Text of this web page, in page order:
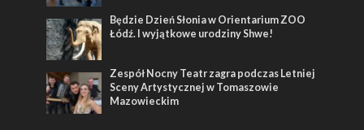
Będzie Dzień Słonia w Orientarium ZOO
Łódź. I wyjątkowe urodziny Shwe!
Zespół Nocny Teatr zagra podczas Letniej
Sceny Artystycznej w Tomaszowie
Mazowieckim